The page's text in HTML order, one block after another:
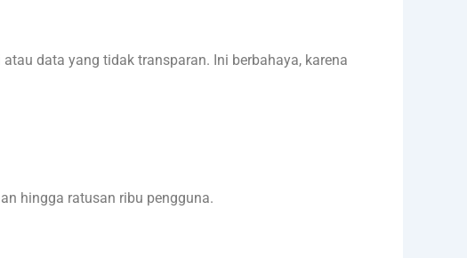
data yang tidak transparan. Ini berbahaya, karena
hingga ratusan ribu pengguna.